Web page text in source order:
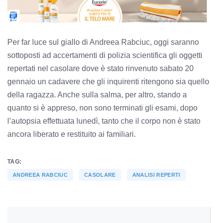
Per far luce sul giallo di Andreea Rabciuc, oggi saranno
sottoposti ad accertamenti di polizia scientifica gli oggetti
repertati nel casolare dove è stato rinvenuto sabato 20
gennaio un cadavere che gli inquirenti ritengono sia quello
della ragazza. Anche sulla salma, per altro, stando a
quanto si è appreso, non sono terminati gli esami, dopo
l’autopsia effettuata lunedì, tanto che il corpo non è stato
ancora liberato e restituito ai familiari.
TAG:
ANDREEA RABCIUC CASOLARE ANALISI REPERTI